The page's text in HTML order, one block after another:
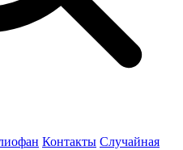
Контакты Случайная